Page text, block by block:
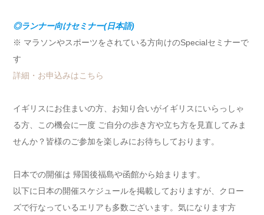
◎ランナー向けセミナー(日本語)
※ マラソンやスポーツをされている方向けのSpecialセミナーで
す
詳細・お申込みはこちら
イギリスにお住まいの方、お知り合いがイギリスにいらっしゃ
る方、この機会に一度 ご自分の歩き方や立ち方を見直してみま
せんか？皆様のご参加を楽しみにお待ちしております。
日本での開催は 帰国後福島や函館から始まります。
以下に日本の開催スケジュールを掲載しておりますが、クロー
ズで行なっているエリアも多数ございます。気になります方